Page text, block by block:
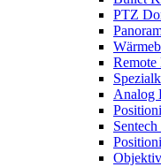
PTZ
Remote
Analog